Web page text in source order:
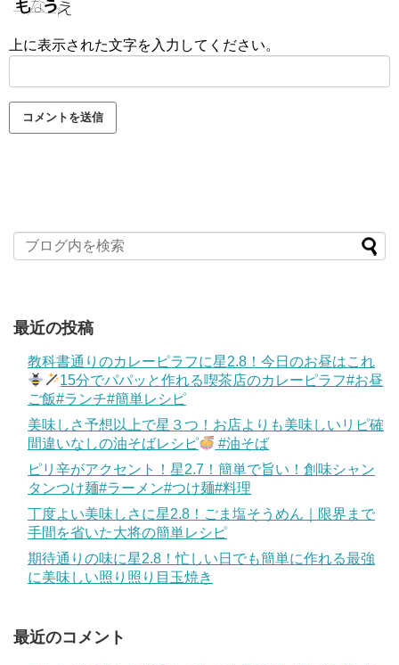
上に表示された文字を入力してください。
最近の投稿
教科書通りのカレーピラフに星2.8！今日のお昼はこれ
15分でパパッと作れる喫茶店のカレーピラフ#お昼
ご飯#ランチ#簡単レシピ
美味しさ予想以上で星３つ！お店よりも美味しいリピ確
間違いなしの油そばレシピ
#油そば
ピリ辛がアクセント！星2.7！簡単で旨い！創味シャン
タンつけ麺#ラーメン#つけ麺#料理
丁度よい美味しさに星2.8！ごま塩そうめん｜限界まで
手間を省いた大将の簡単レシピ
期待通りの味に星2.8！忙しい日でも簡単に作れる最強
に美味しい照り照り目玉焼き
最近のコメント